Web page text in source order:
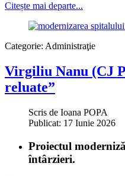
Citește mai departe...
Categorie: Administraţie
Virgiliu Nanu (CJ
reluate”
Scris de Ioana POPA
Publicat: 17 Iunie 2026
Proiectul
întârzieri.